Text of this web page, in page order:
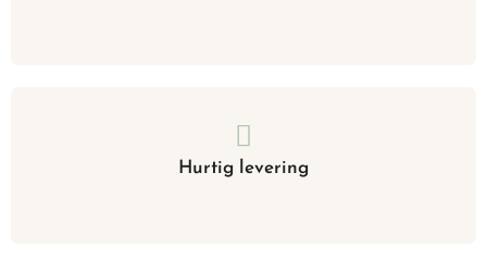
Hurtig levering